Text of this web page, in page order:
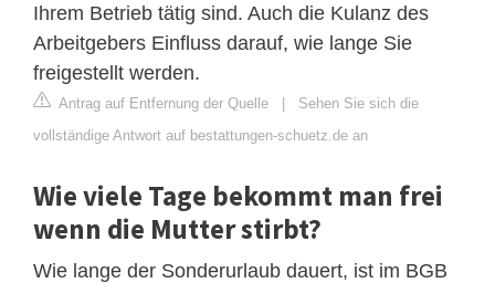
Ihrem Betrieb tätig sind. Auch die Kulanz des
Arbeitgebers Einfluss darauf, wie lange Sie
freigestellt werden.
Antrag auf Entfernung der Quelle | Sehen Sie sich die
vollständige Antwort auf bestattungen-schuetz.de an
Wie viele Tage bekommt man frei
wenn die Mutter stirbt?
Wie lange der Sonderurlaub dauert, ist im BGB